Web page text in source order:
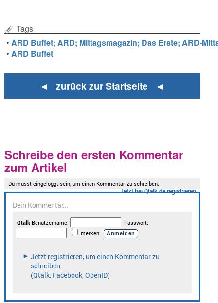
Tags
•ARD Buffet; ARD; Mittagsmagazin; Das Erste; ARD-
•ARD Buffet
◄ zurück zur Startseite ◄
Schreibe den ersten Kommentar
zum Artikel